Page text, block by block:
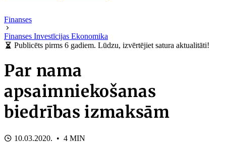
Finanses
Finanses Investīcijas Ekonomika
Publicēts pirms 6 gadiem. Lūdzu, izvērtējiet satura aktualitāti!
Par nama
apsaimniekošanas
biedrības izmaksām
10.03.2020. • 4 MIN